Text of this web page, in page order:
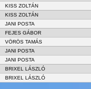
KISS ZOLTÁN
KISS ZOLTÁN
JANI POSTA
FEJES GÁBOR
VÖRÖS TAMÁS
JANI POSTA
JANI POSTA
BRIXEL LÁSZLÓ
BRIXEL LÁSZLÓ